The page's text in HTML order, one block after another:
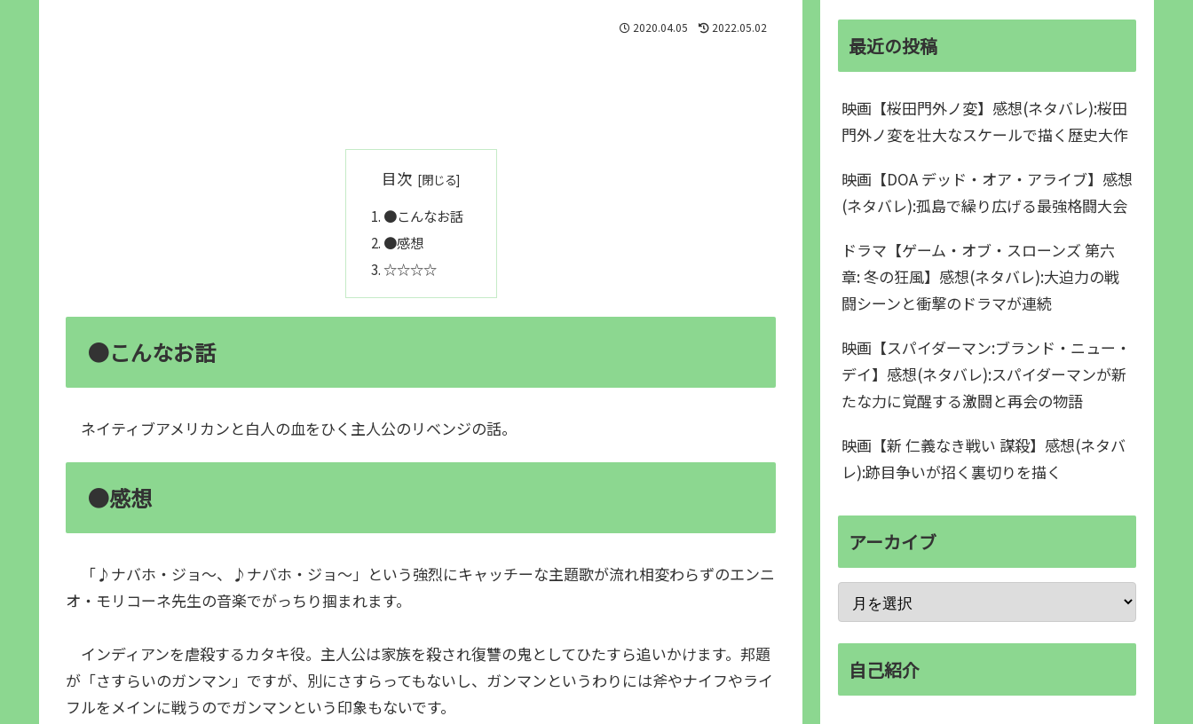
2020.04.05 2022.05.02
目次
●こんなお話
●感想
☆☆☆☆
●こんなお話
ネイティブアメリカンと白人の血をひく主人公のリベンジの話。
●感想
「♪ナバホ・ジョ～、♪ナバホ・ジョ～」という強烈にキャッチーな主題歌が流れ相変わらずのエンニ
オ・モリコーネ先生の音楽でがっちり掴まれます。
インディアンを虐殺するカタキ役。主人公は家族を殺され復讐の鬼としてひたすら追いかけます。邦題
が「さすらいのガンマン」ですが、別にさすらってもないし、ガンマンというわりには斧やナイフやライ
フルをメインに戦うのでガンマンという印象もないです。
最近の投稿
映画【桜田門外ノ変】感想(ネタバレ):桜田
門外ノ変を壮大なスケールで描く歴史大作
映画【DOA デッド・オア・アライブ】感想
(ネタバレ):孤島で繰り広げる最強格闘大会
ドラマ【ゲーム・オブ・スローンズ 第六
章: 冬の狂風】感想(ネタバレ):大迫力の戦
闘シーンと衝撃のドラマが連続
映画【スパイダーマン:ブランド・ニュー・
デイ】感想(ネタバレ):スパイダーマンが新
たな力に覚醒する激闘と再会の物語
映画【新 仁義なき戦い 謀殺】感想(ネタバ
レ):跡目争いが招く裏切りを描く
アーカイブ
自己紹介